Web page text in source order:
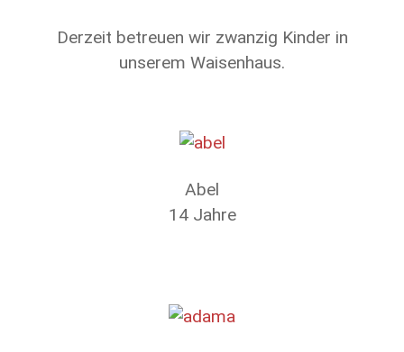
Derzeit betreuen wir zwanzig Kinder in
unserem Waisenhaus.
Abel
14 Jahre